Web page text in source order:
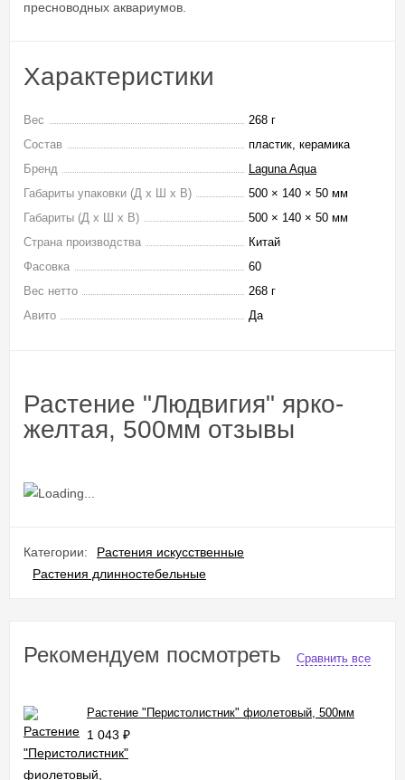
пресноводных аквариумов.
Характеристики
Вес
268 г
Состав
пластик, керамика
Бренд
Laguna Aqua
Габариты упаковки (Д х Ш х В)
500 × 140 × 50 мм
Габариты (Д х Ш х В)
500 × 140 × 50 мм
Страна производства
Китай
Фасовка
60
Вес нетто
268 г
Авито
Да
Растение "Людвигия" ярко-
желтая, 500мм отзывы
Категории:
Растения искусственные
Растения длинностебельные
Рекомендуем посмотреть Сравнить все
Растение "Перистолистник" фиолетовый, 500мм
1 043 ₽